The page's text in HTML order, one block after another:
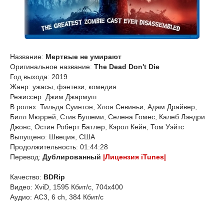
Название: Мертвые не умирают
Оригинальное название: The Dead Don't Die
Год выхода: 2019
Жанр: ужасы, фэнтези, комедия
Режиссер: Джим Джармуш
В ролях: Тильда Суинтон, Хлоя Севиньи, Адам Драйвер,
Билл Мюррей, Стив Бушеми, Селена Гомес, Калеб Лэндри
Джонс, Остин Роберт Батлер, Кэрол Кейн, Том Уэйтс
Выпущено: Швеция, США
Продолжительность: 01:44:28
Перевод: Дублированный |Лицензия iTunes|
Качество: BDRip
Видео: XviD, 1595 Кбит/с, 704x400
Аудио: AC3, 6 ch, 384 Кбит/с